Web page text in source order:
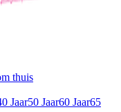
thuis
Jaar50 Jaar60 Jaar65